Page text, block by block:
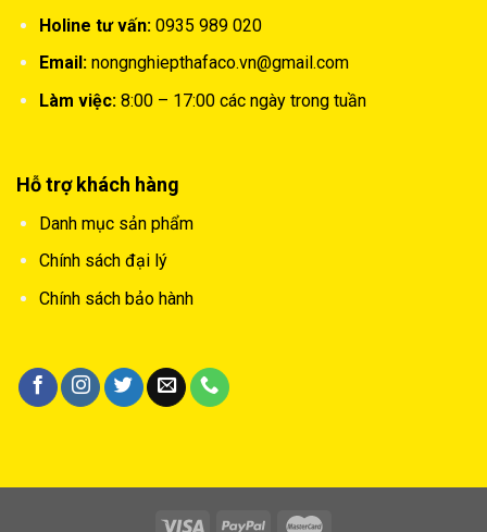
Holine tư vấn: 0935 989 020
Email:nongnghiepthafaco.vn@gmail.com
Làm việc:8:00 – 17:00 các ngày trong tuần
Hỗ trợ khách hàng
Danh mục sản phẩm
Chính sách đại lý
Chính sách bảo hành